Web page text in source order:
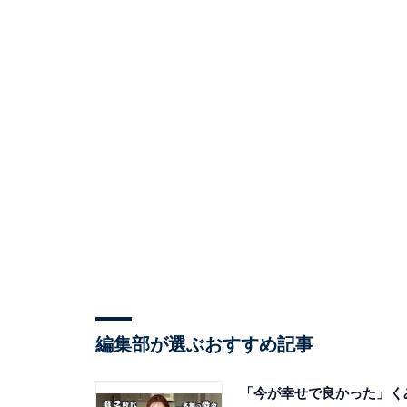
編集部が選ぶおすすめ記事
「今が幸せで良かった」く